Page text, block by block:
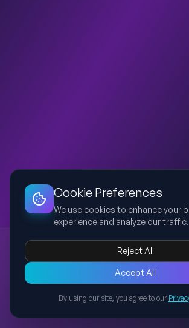
Edit
Psicose segundo o DSM-5
Psicose DSM-5 Psiquiatria Medicina
Prévia de uma apresentação acadêmica
baseada no DSM-5. A apresentação
slides cobrindo definição, sintomas,
espectro, etiologia, diagnóstico diferencial,
Cookie Preferences
We use cookies to enhance your
experience and analyze our traffic.
Reject All
Accept All
By using our site, you agree to our